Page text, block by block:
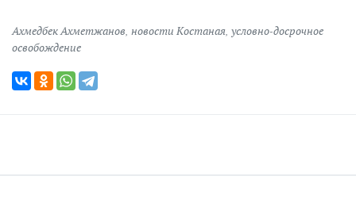
Ахмедбек Ахметжанов, новости Костаная, условно-досрочное
освобождение